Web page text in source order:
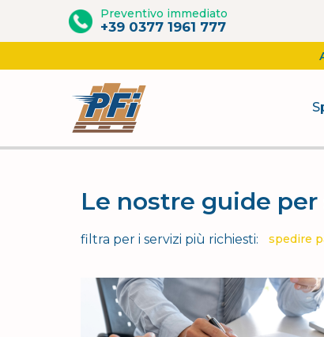
Preventivo immediato
+39 0377 1961 777
Le nostre guide
filtra per i servizi più richiesti: spedire